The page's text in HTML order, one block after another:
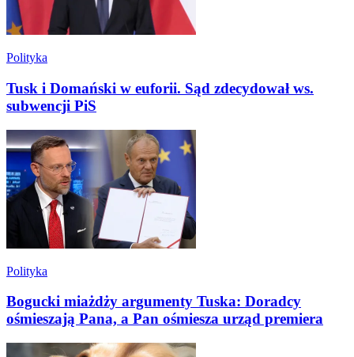
Polityka
Tusk i Domański w euforii. Sąd zdecydował ws.
subwencji PiS
Polityka
Bogucki miażdży argumenty Tuska: Doradcy
ośmieszają Pana, a Pan ośmiesza urząd premiera